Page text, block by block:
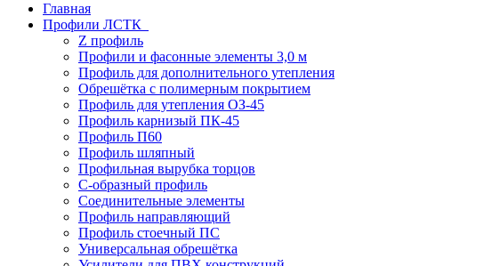
Главная
Профили ЛСТК
Z профиль
Профили и фасонные элементы 3,0 м
Профиль для дополнительного утепления
Обрешётка c полимерным покрытием
Профиль для утепления ОЗ-45
Профиль карнизый ПК-45
Профиль П60
Профиль шляпный
Профильная вырубка торцов
С-образный профиль
Соединительные элементы
Профиль направляющий
Профиль стоечный ПС
Универсальная обрешётка